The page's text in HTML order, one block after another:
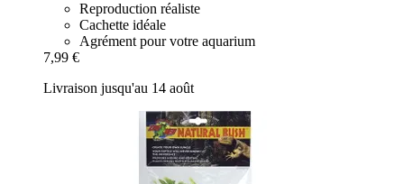
Reproduction réaliste
Cachette idéale
Agrément pour votre aquarium
7,99 €
Livraison jusqu'au 14 août